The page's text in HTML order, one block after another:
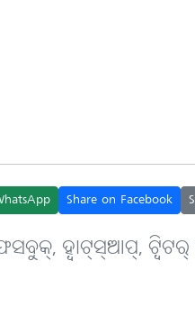
Share on Facebook
ହ୍ବାଟ୍‌ସ୍‌ଆପ୍,